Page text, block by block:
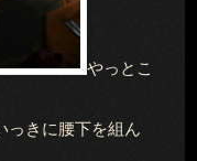
やっとこ
きに腰下を組ん